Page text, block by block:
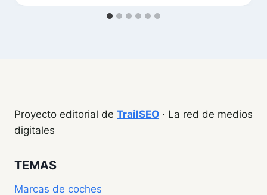
Proyecto editorial de TrailSEO · La red de medios
digitales
TEMAS
Marcas de coches